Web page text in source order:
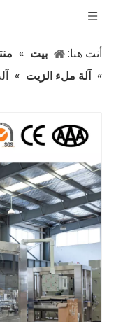
أنت هنا: بيت »
» آلة ملء الزيت »